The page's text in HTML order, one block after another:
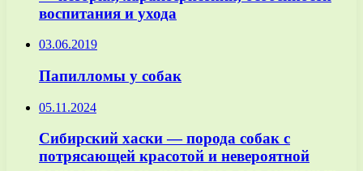
воспитания и ухода
03.06.2019
Папилломы у собак
05.11.2024
Сибирский хаски — порода собак с
потрясающей красотой и невероятной